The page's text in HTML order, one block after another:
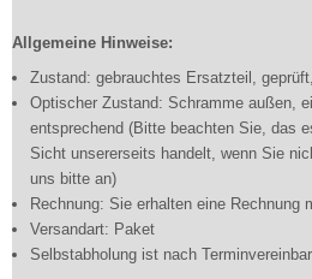
Allgemeine Hinweise:
Zustand: gebrauchtes Ersatzteil,
Optischer Zustand: Schramme außen,
entsprechend (Bitte beachten Sie, das
Sicht unsererseits handelt, wenn Sie
uns bitte an)
Rechnung: Sie erhalten eine Rechnung
Versandart: Paket
Selbstabholung ist nach